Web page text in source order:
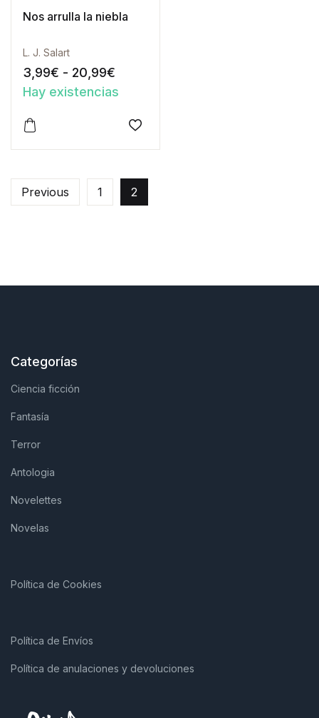
Nos arrulla la niebla
L. J. Salart
3,99€ - 20,99€
Hay existencias
Este producto tiene múltiples variantes. Las opciones
Añadir a la lista de deseos
Previous 1 2
Categorías
Ciencia ficción
Fantasía
Terror
Antologia
Novelettes
Novelas
Política de Cookies
Política de Envíos
Política de anulaciones y devoluciones